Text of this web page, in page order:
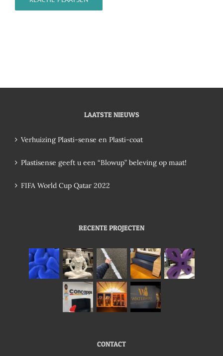
LAATSTE NIEUWS
Verhuizing Plasti-sense en Plasti-coat
Plastisense geeft u een “Blowup” beleving op maat!
FIFA World Cup Qatar 2022
RECENTE PROJECTEN
CONTACT